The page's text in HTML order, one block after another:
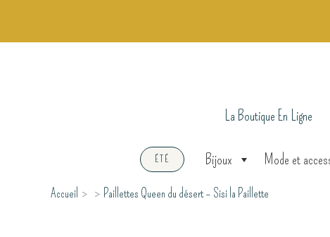
La Boutique En Ligne
ÉTÉ Bijoux Mode et
Accueil Paillettes Queen du désert – Sisi la Paillette